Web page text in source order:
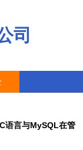
司
语言与MySQL在管